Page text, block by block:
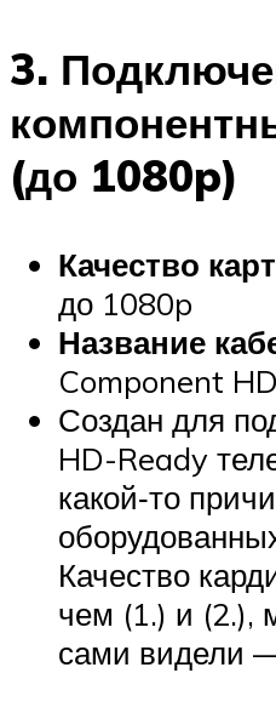
3.
(до 1080p)
Качество
до 1080p
Название
Component
Создан для
HD-Ready
какой‑то
Качество
чем (1.) и (2.),
сами видели